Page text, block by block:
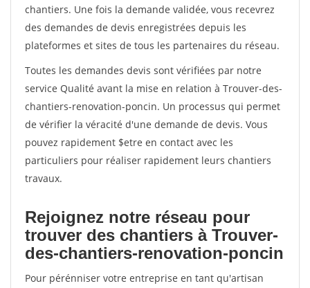
chantiers. Une fois la demande validée, vous recevrez
des demandes de devis enregistrées depuis les
plateformes et sites de tous les partenaires du réseau.
Toutes les demandes devis sont vérifiées par notre
service Qualité avant la mise en relation à Trouver-des-
chantiers-renovation-poncin. Un processus qui permet
de vérifier la véracité d'une demande de devis. Vous
pouvez rapidement $etre en contact avec les
particuliers pour réaliser rapidement leurs chantiers
travaux.
Rejoignez notre réseau pour
trouver des chantiers à Trouver-
des-chantiers-renovation-poncin
Pour pérénniser votre entreprise en tant qu'artisan